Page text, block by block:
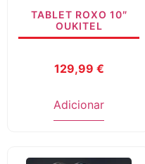
TABLET ROXO 10″
OUKITEL
129,99 €
Adicionar